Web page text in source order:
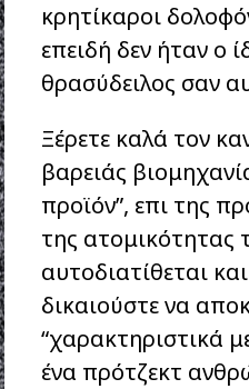
κρητίκαροι
επειδή δεν ήταν ο
θρασύδειλος σαν
Ξέρετε καλά τον
βαρειάς
προϊόν”, επι της
της
αυτοδιατίθεται
δικαιούστε να
“χαρακτηριστικά
ένα πρότζεκτ